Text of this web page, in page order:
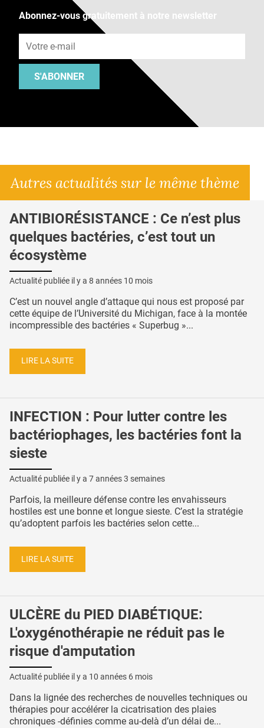
Abonnez-vous gratuitement à notre newsletter
S'ABONNER
Autres actualités sur le même thème
ANTIBIORÉSISTANCE : Ce n’est plus
quelques bactéries, c’est tout un
écosystème
Actualité publiée il y a 8 années 10 mois
C’est un nouvel angle d’attaque qui nous est proposé par
cette équipe de l’Université du Michigan, face à la montée
incompressible des bactéries « Superbug »...
LIRE LA SUITE
INFECTION : Pour lutter contre les
bactériophages, les bactéries font la
sieste
Actualité publiée il y a 7 années 3 semaines
Parfois, la meilleure défense contre les envahisseurs
hostiles est une bonne et longue sieste. C’est la stratégie
qu’adoptent parfois les bactéries selon cette...
LIRE LA SUITE
ULCÈRE du PIED DIABÉTIQUE:
L'oxygénothérapie ne réduit pas le
risque d'amputation
Actualité publiée il y a 10 années 6 mois
Dans la lignée des recherches de nouvelles techniques ou
thérapies pour accélérer la cicatrisation des plaies
chroniques -définies comme au-delà d’un délai de...